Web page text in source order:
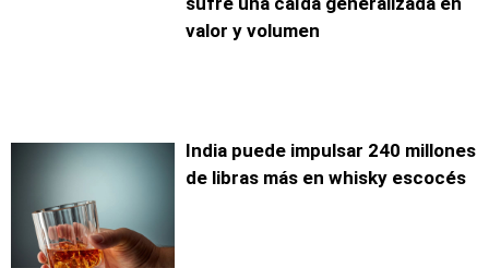
valor y volumen
India puede impulsar 240 millones
de libras más en whisky escocés